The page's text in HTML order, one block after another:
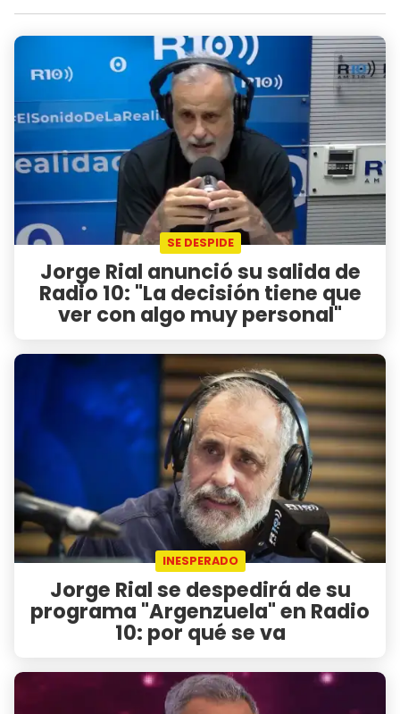
SE DESPIDE
Jorge Rial anunció su salida de
Radio 10: "La decisión tiene que
ver con algo muy personal"
INESPERADO
Jorge Rial se despedirá de su
programa "Argenzuela" en Radio
10: por qué se va